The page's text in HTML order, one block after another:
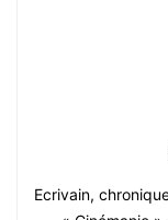
Ecrivain,